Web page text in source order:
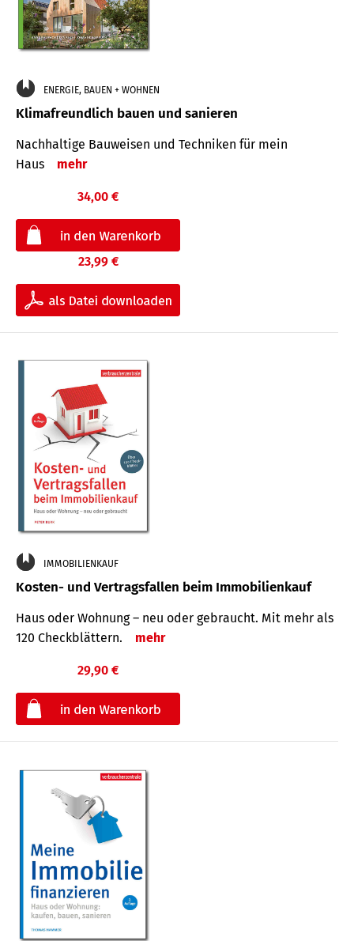
ENERGIE, BAUEN + WOHNEN
Klimafreundlich bauen und sanieren
Nachhaltige Bauweisen und Techniken für mein
Haus
mehr
34,00 €
23,99 €
IMMOBILIENKAUF
Kosten- und Vertragsfallen beim Immobilienkauf
Haus oder Wohnung – neu oder gebraucht. Mit mehr als
120 Check­blättern.
mehr
29,90 €